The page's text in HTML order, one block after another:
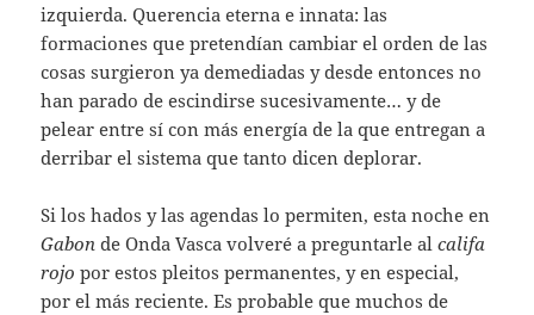
izquierda. Querencia eterna e innata: las
formaciones que pretendían cambiar el orden de las
cosas surgieron ya demediadas y desde entonces no
han parado de escindirse sucesivamente… y de
pelear entre sí con más energía de la que entregan a
derribar el sistema que tanto dicen deplorar.
Si los hados y las agendas lo permiten, esta noche en
Gabon de Onda Vasca volveré a preguntarle alcalifa
rojo por estos pleitos permanentes, y en especial,
por el más reciente. Es probable que muchos de